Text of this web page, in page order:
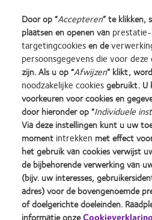
www.forbes.com/sites/alexlawrence/2012/11/
entrepreneurs/. Geopend op 12 juli 2016.
2 Accenture. Two-in-three patients will book
Accenture forecasts. Beschikbaar op:
service/two-in-three-patients-will-book-medical-
accenture-predicts.htm. Geopend op 11 juli 2016.
Learn
more
about
Silmo
d’Or
best
product
award
met
Learn
more
about
Contact
Lens
Product
the
Year
Learn
more
about
2012
&
2010
Best
Companies
for
Learn
more
about
2011
Best
Factory
Awards
(2011)
Practitioner Home
Contact
Servicevoorwaarden
Cookie beleid
Door op “Accepteren” te klikken,
plaatsen en openen van
targetingcookiesen de
persoonsgegevens die voor deze
zijn. Als u op “Afwijzen” klikt,
noodzakelijke cookiesgebruikt. U
voorkeuren voor cookies en
door hieronder op “Individuele
Via deze instellingen kunt u uw
moment intrekken met effect
het gebruik van cookies verwijst
de bijbehorende verwerking van
(bijv. uw interesses,
adres) voor de bovengenoemde
of doelgerichte doeleinden.